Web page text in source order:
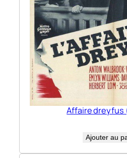
Affaire dreyfus
Ajouter au